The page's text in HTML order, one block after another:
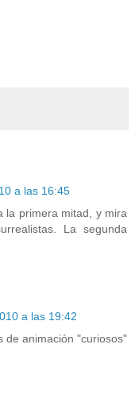
a las 16:45
la primera mitad, y mira
La segunda
a las 19:42
de animación "curiosos"